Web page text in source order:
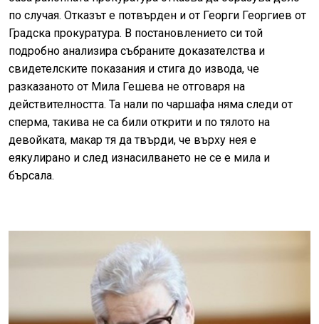
по случая. Отказът е потвърден и от Георги Георгиев от
Градска прокуратура. В постановлението си той
подробно анализира събраните доказателства и
свидетелските показания и стига до извода, че
разказаното от Мила Гешева не отговаря на
действителността. Та нали по чаршафа няма следи от
сперма, такива не са били открити и по тялото на
девойката, макар тя да твърди, че върху нея е
еякулирано и след изнасилването не се е мила и
бърсала.